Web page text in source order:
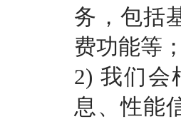
务，包括
费功能等；
2) 我们会
息、性能